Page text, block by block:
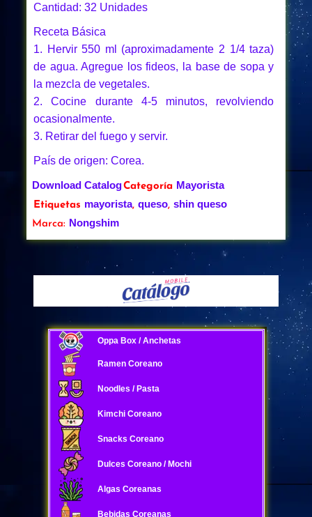
Cantidad: 32 Unidades
Receta Básica
1. Hervir 550 ml (aproximadamente 2 1/4 taza)
de agua. Agregue los fideos, la base de sopa y
la mezcla de vegetales.
2. Cocine durante 4-5 minutos, revolviendo
ocasionalmente.
3. Retirar del fuego y servir.
País de origen: Corea.
Download CatalogCategoría Mayorista
Etiquetas mayorista, queso, shin queso
Marca: Nongshim
Oppa Box / Anchetas
Ramen Coreano
Noodles / Pasta
Kimchi Coreano
Snacks Coreano
Dulces Coreano / Mochi
Algas Coreanas
Bebidas Coreanas